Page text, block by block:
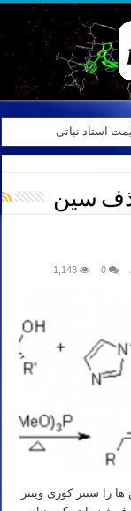
استاد نباتی
سین
0
1,143
۲-دیول ها به آلکن ها را سنتز کوری وینتر